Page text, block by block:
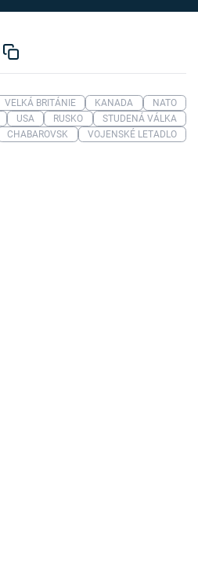
VELKÁ BRITÁNIE KANADA
NATO
USA RUSKO
STUDENÁ VÁLKA
CHABAROVSK
VOJENSKÉ LETADLO